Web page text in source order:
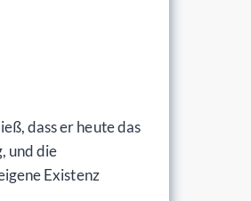
dass er heute das
und die
Existenz